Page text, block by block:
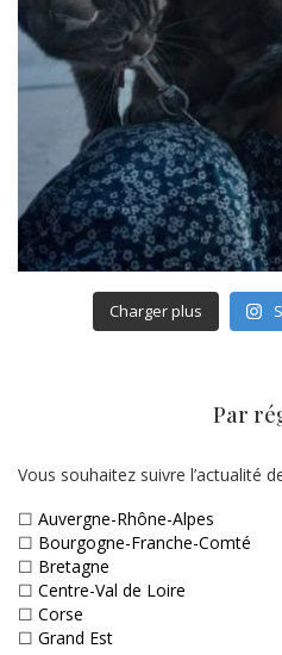
Charger plus
Par
Vous souhaitez suivre l’actualité
☐ Auvergne-Rhône-Alpes
☐ Bourgogne-Franche-Comté
☐ Bretagne
☐ Centre-Val de Loire
☐ Corse
☐ Grand Est